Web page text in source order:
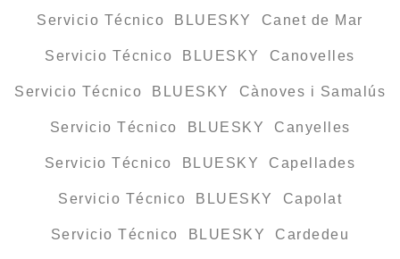
Servicio Técnico BLUESKY Canet de Mar
Servicio Técnico BLUESKY Canovelles
Servicio Técnico BLUESKY Cànoves i Samalús
Servicio Técnico BLUESKY Canyelles
Servicio Técnico BLUESKY Capellades
Servicio Técnico BLUESKY Capolat
Servicio Técnico BLUESKY Cardedeu